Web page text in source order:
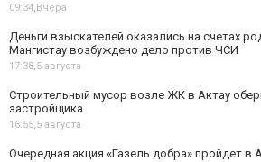
09:34,Вчера
Деньги взыскателей оказались на счетах
Мангистау возбуждено дело против ЧСИ
17:38,5 августа
Строительный мусор возле ЖК в Актау
застройщика
16:55,5 августа
Очередная акция «Газель добра» пройдет в